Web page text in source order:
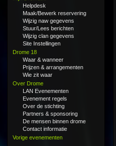
Helpdesk
Maak/Bewerk reservering
Wijzig naw gegevens
Stuur/Lees berichten
Wijzig clan gegevens
Site Instellingen
Drome 18
Waar & wanneer
Prijzen & arrangementen
Wie zit waar
Over Drome
LAN Evenementen
Evenement regels
Over de stichting
Partners & sponsoring
De mensen binnen drome
Contact informatie
Vorige evenementen